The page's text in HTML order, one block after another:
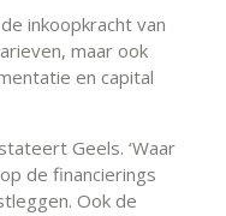
inkoopkracht van
maar ook
en capital
Geels. ‘Waar
de financierings
Ook de